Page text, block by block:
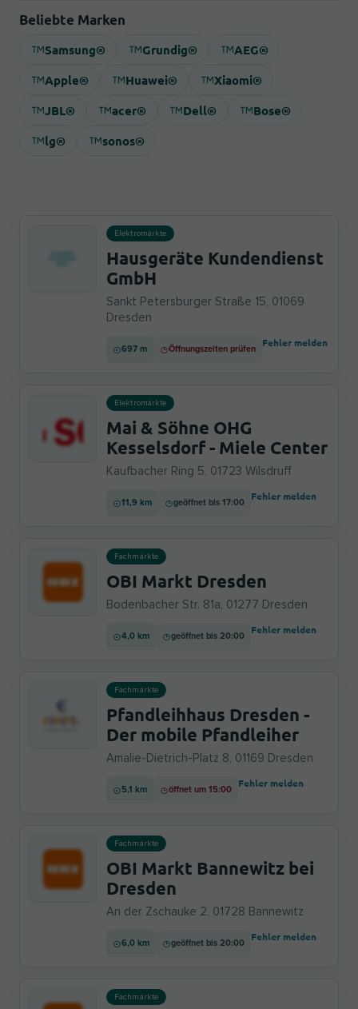
Beliebte Marken
Samsung® Grundig®
AEG®
Apple®
Huawei®
Xiaomi®
JBL®
acer® Dell®
Bose®
lg®
sonos®
Elektromärkte
Hausgeräte Kundendienst
GmbH
Sankt Petersburger Straße 15, 01069
Dresden
697 m Öffnungszeiten prüfen
Fehler melden
Elektromärkte
Mai & Söhne OHG
Kesselsdorf - Miele Center
Kaufbacher Ring 5, 01723 Wilsdruff
11,9 km geöffnet bis 17:00
Fehler melden
Fachmärkte
OBI Markt Dresden
Bodenbacher Str. 81a, 01277 Dresden
4,0 km geöffnet bis 20:00
Fehler melden
Fachmärkte
Pfandleihhaus Dresden -
Der mobile Pfandleiher
Amalie-Dietrich-Platz 8, 01169 Dresden
5,1 km öffnet um 15:00
Fehler melden
Fachmärkte
OBI Markt Bannewitz bei
Dresden
An der Zschauke 2, 01728 Bannewitz
6,0 km geöffnet bis 20:00
Fehler melden
Fachmärkte